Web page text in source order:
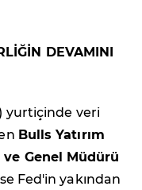
DEVAMINI
yurtiçinde veri
Bulls Yatırım
Genel Müdürü
Fed'in yakından